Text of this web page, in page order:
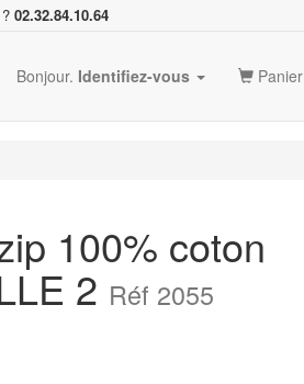
02.32.84.10.64
Bonjour. Identifiez-vous Panier
100% coton
2 Réf 2055